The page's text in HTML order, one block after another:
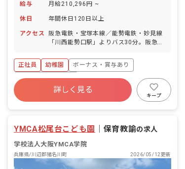
給与 月給210,296円 ~
休日 年間休日120日以上
アクセス
阪急電鉄・宝塚本線／能勢電鉄・妙見線
「川西能勢口駅」よりバス30分。阪急バ
マイカー通勤可（無料駐車場あり）
正社員 幼稚園
ボーナス・賞与あり
年間休日120日以上
寮・住宅・家賃補助あり
社会保険完備
詳しく見る
キープ
YMCA松尾台こども園 保育教諭の求人
学校法人大阪YMCA学院
兵庫県/川辺郡猪名川町 2026/05/12更新